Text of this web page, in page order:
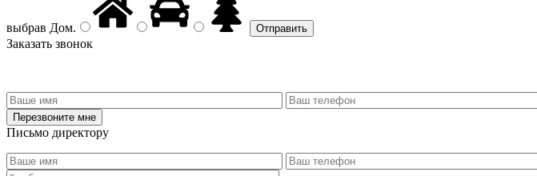
выбрав Дом.
Заказать звонок
Письмо директору